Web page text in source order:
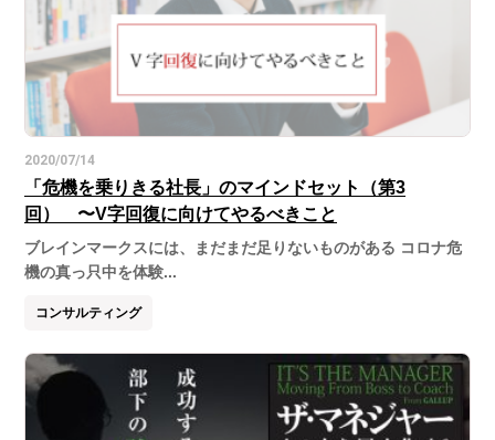
2020/07/14
「危機を乗りきる社長」のマインドセット（第3
回） 〜V字回復に向けてやるべきこと
ブレインマークスには、まだまだ足りないものがある コロナ危
機の真っ只中を体験...
コンサルティング